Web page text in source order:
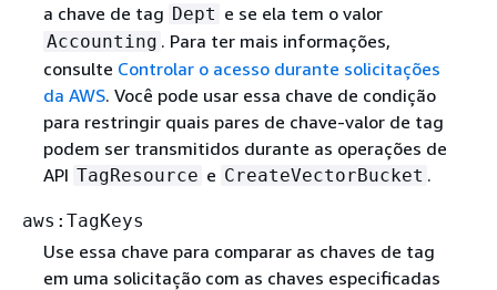
a chave de tag Dept e se ela tem o valor
Accounting . Para ter mais informações,
consulte Controlar o acesso durante solicitações
da AWS. Você pode usar essa chave de condição
para restringir quais pares de chave-valor de tag
podem ser transmitidos durante as operações de
API TagResource e CreateVectorBucket .
aws:TagKeys
Use essa chave para comparar as chaves de tag
em uma solicitação com as chaves especificadas